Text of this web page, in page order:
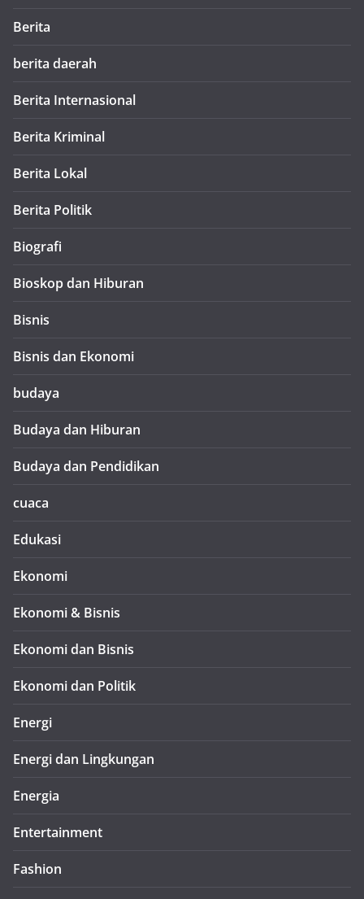
Berita
berita daerah
Berita Internasional
Berita Kriminal
Berita Lokal
Berita Politik
Biografi
Bioskop dan Hiburan
Bisnis
Bisnis dan Ekonomi
budaya
Budaya dan Hiburan
Budaya dan Pendidikan
cuaca
Edukasi
Ekonomi
Ekonomi & Bisnis
Ekonomi dan Bisnis
Ekonomi dan Politik
Energi
Energi dan Lingkungan
Energia
Entertainment
Fashion